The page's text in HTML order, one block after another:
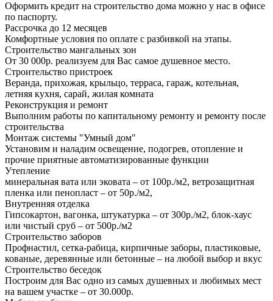
Оформить кредит на строительство дома можно у нас в офисе
по паспорту.
Рассрочка до 12 месяцев
Комфортные условия по оплате с разбивкой на этапы.
Строительство мангальных зон
От 30 000р. реализуем для Вас самое душевное место.
Строительство пристроек
Веранда, прихожая, крыльцо, терраса, гараж, котельная,
летняя кухня, сарай, жилая комната
Реконструкция и ремонт
Выполним работы по капитальному ремонту и ремонту после
строительства
Монтаж системы "Умный дом"
Установим и наладим освещение, подогрев, отопление и
прочие приятные автоматизированные функции
Утепление
минеральная вата или эковата – от 100р./м2, ветрозащитная
пленка или пенопласт – от 50р./м2,
Внутренняя отделка
Гипсокартон, вагонка, штукатурка – от 300р./м2, блок-хаус
или чистый сруб – от 500р./м2
Строительство заборов
Профнастил, сетка-рабица, кирпичные заборы, пластиковые,
кованые, деревянные или бетонные – на любой выбор и вкус
Строительство беседок
Построим для Вас одно из самых душевных и любимых мест
на вашем участке – от 30.000р.